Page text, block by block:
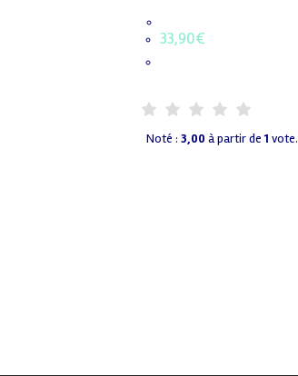
33,90€
Noté :3,00 à partir de1 vote.